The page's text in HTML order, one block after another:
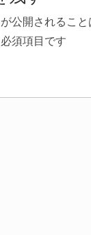
公開されること
須項目です